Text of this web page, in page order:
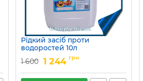
Рідкий засіб проти
водоростей 10л
Артикул: 15049716
1 600 1 244 грн